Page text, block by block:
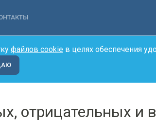
файлов cookie в целях обеспечения
отрицательных и